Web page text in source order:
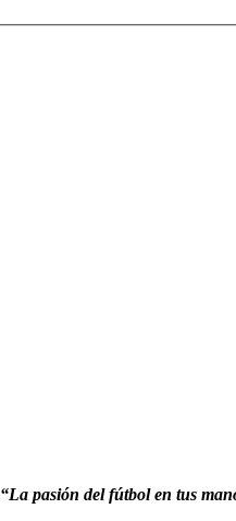
“La pasión del fútbol en tus